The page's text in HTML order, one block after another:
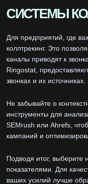
СИСТЕМЫ
Для предприятий, где
коллтрекинг. Это
каналы приводят к
Ringostat,
звонках и их источниках.
Не забывайте о
инструменты для
SEMrush или Ahrefs,
кампаний и
Подводя итог, выберите
показателями. Для
ваших усилий лучше